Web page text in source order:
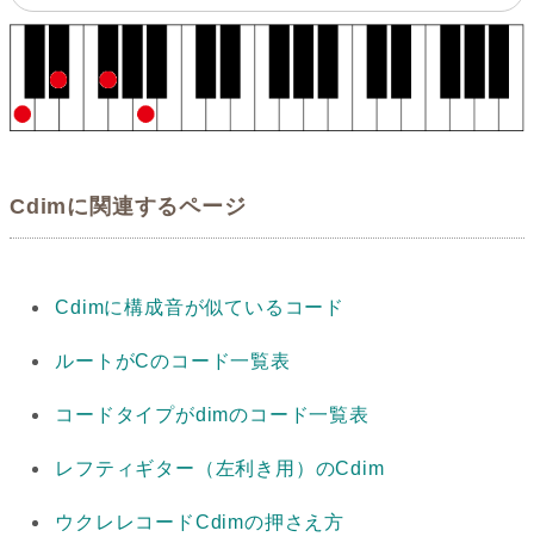
Cdimに関連するページ
Cdimに構成音が似ているコード
ルートがCのコード一覧表
コードタイプがdimのコード一覧表
レフティギター（左利き用）のCdim
ウクレレコードCdimの押さえ方